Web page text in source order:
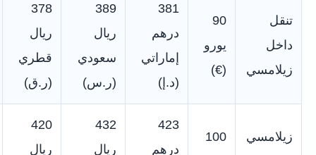
تنقل
داخل
زيلامسي
90
يورو
(€)
381
درهم
إماراتي
(د.إ)
389
ريال
سعودي
(ر.س)
378
ريال
قطري
(ر.ق)
زيلامسي
100
423
درهم
432
ريال
420
ريال